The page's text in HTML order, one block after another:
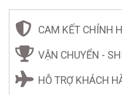
CAM KẾT CHÍNH
VẬN CHUYỂN -
HỖ TRỢ KHÁCH